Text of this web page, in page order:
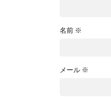
名前 ※
メール ※